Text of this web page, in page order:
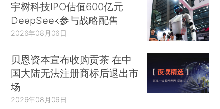
宇树科技IPO估值600亿元
DeepSeek参与战略配售
2026年08月06日
贝恩资本宣布收购贡茶 在中
国大陆无法注册商标后退出市
场
2026年08月06日